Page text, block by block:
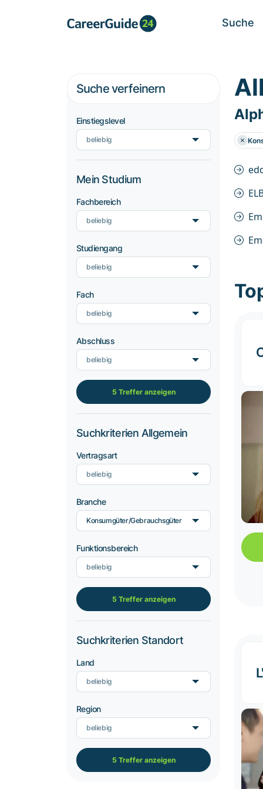
Suche
Suche verfeinern
Einstiegslevel
beliebig
Mein Studium
Fachbereich
beliebig
Studiengang
beliebig
Fach
beliebig
Abschluss
beliebig
5 Treffer anzeigen
Suchkriterien Allgemein
Vertragsart
beliebig
Branche
Konsumgüter/Gebrauchsgüter
Funktionsbereich
beliebig
5 Treffer anzeigen
Suchkriterien Standort
Land
beliebig
Region
beliebig
5 Treffer anzeigen